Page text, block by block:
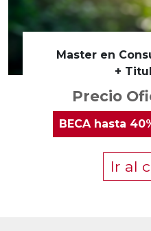
Master en
+
Precio
BECA hasta
Ir al